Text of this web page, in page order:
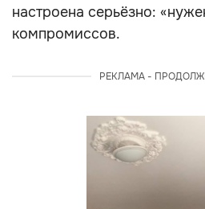
настроена серьёзно:
компромиссов.
РЕКЛАМА -